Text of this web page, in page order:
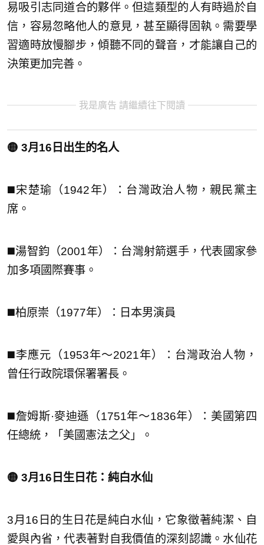
易吸引志同道合的夥伴。但這類型的人有時過於自
信，容易忽略他人的意見，甚至顯得固執。需要學
習適時放慢腳步，傾聽不同的聲音，才能讓自己的
決策更加完善。
我是廣告 請繼續往下閱讀
🟡 3月16日出生的名人
◼️宋楚瑜（1942年）：台灣政治人物，親民黨主
席。
◼️湯智鈞（2001年）：台灣射箭選手，代表國家參
加多項國際賽事。
◼️柏原崇（1977年）：日本男演員
◼️李應元（1953年～2021年）：台灣政治人物，
曾任行政院環保署署長。
◼️詹姆斯·麥迪遜（1751年～1836年）：美國第四
任總統，「美國憲法之父」。
🟡 3月16日生日花：純白水仙
3月16日的生日花是純白水仙，它象徵著純潔、自
愛與內省，代表著對自我價值的深刻認識。水仙花